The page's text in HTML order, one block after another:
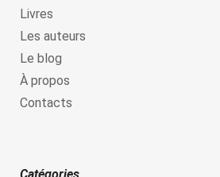
Livres
Les auteurs
Le blog
À propos
Contacts
Catégories